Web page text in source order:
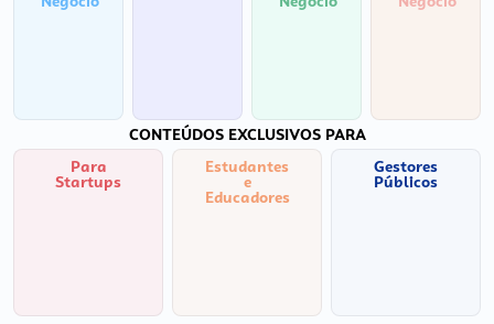
CONTEÚDOS EXCLUSIVOS PARA
Para
Startups
Estudantes
e
Educadores
Gestores
Públicos